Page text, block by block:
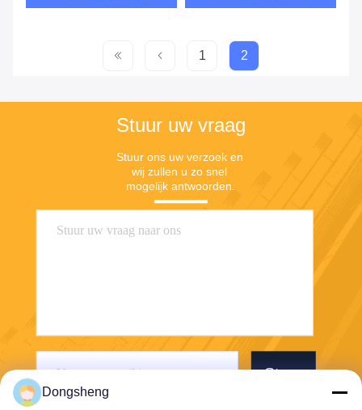
1 2
Stuur uw vraag
Stuur ons uw verzoek en
wij zullen u zo snel
mogelijk antwoorden.
Stuur
Dongsheng